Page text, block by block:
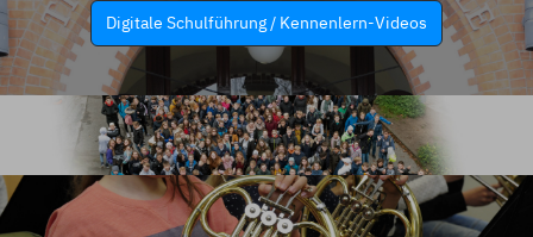
Digitale Schulführung / Kennenlern-Videos